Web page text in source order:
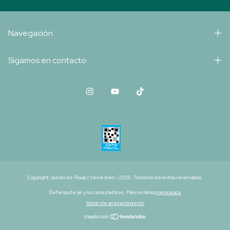
Navegación
Sigamos en contacto
Copyright Jazmín de Rosas | Verse bien - 2026. Todos los derechos reservados.
Defensa de las y los consumidores. Para reclamosingresá acá.
Botón de arrepentimiento